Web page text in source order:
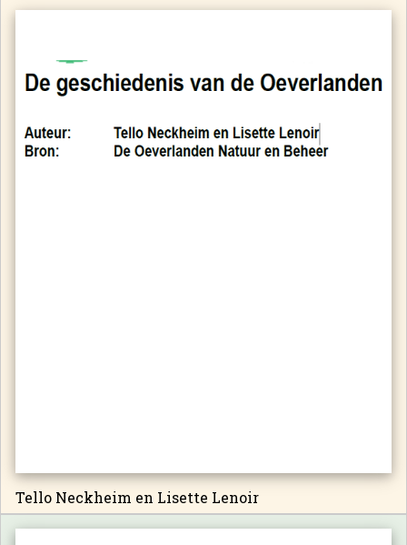
Tello Neckheim en Lisette Lenoir